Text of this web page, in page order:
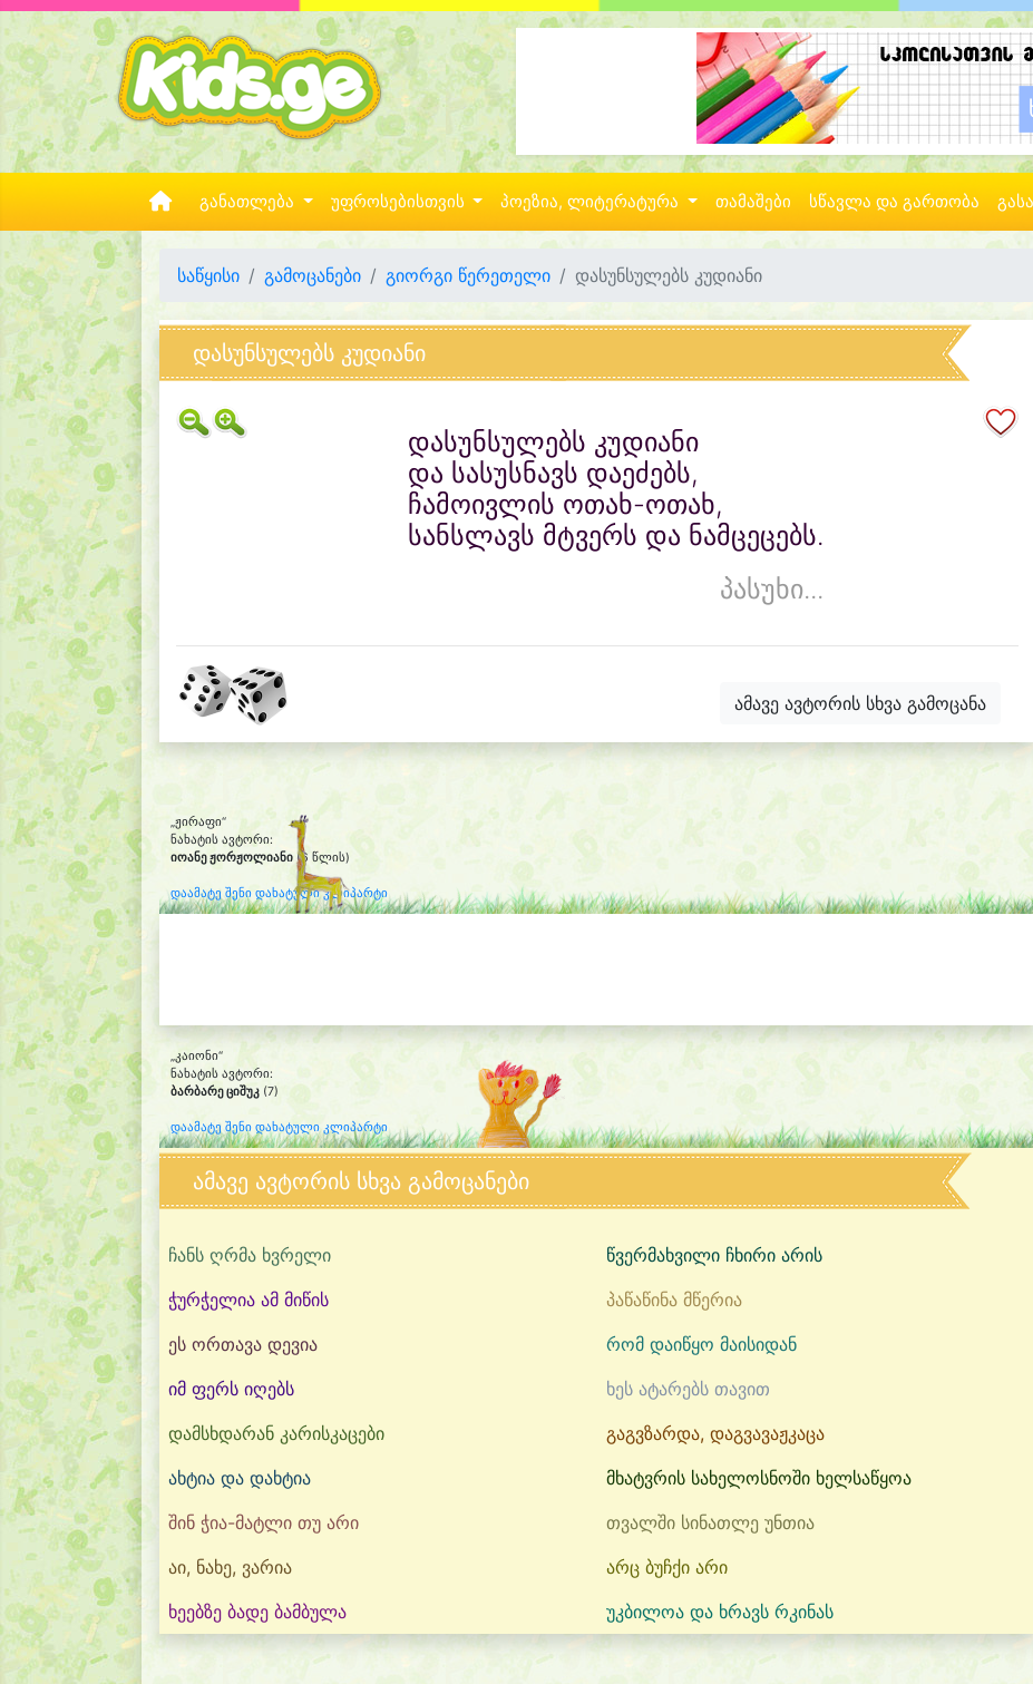
განათლება უფროსებისთვის პოეზია, ლიტერატურა თამაშები სწავლა და გართობა
საწყისი გამოცანები გიორგი წერეთელი დასუნსულებს კუდიანი
დასუნსულებს კუდიანი
დასუნსულებს კუდიანი
და სასუსნავს დაეძებს,
ჩამოივლის ოთახ-ოთახ,
სანსლავს მტვერს და ნამცეცებს.
პასუხი...
ამავე ავტორის სხვა გამოცანა
„ჟირაფი“
ნახატის ავტორი:
იოანე ჟორჟოლიანი (6 წლის)
დაამატე შენი დახატული კლიპარტი
„კაიონი“
ნახატის ავტორი:
ბარბარე ციშუკ (7)
დაამატე შენი დახატული კლიპარტი
ამავე ავტორის სხვა გამოცანები
ჩანს ღრმა ხვრელი
წვერმახვილი ჩხირი არის
ჭურჭელია ამ მიწის
პაწაწინა მწერია
ეს ორთავა დევია
რომ დაიწყო მაისიდან
იმ ფერს იღებს
ხეს ატარებს თავით
დამსხდარან კარისკაცები
გაგვზარდა, დაგვავაჟკაცა
ახტია და დახტია
მხატვრის სახელოსნოში ხელსაწყოა
შინ ჭია-მატლი თუ არი
თვალში სინათლე უნთია
აი, ნახე, ვარია
არც ბუჩქი არი
ხეებზე ბადე ბამბულა
უკბილოა და ხრავს რკინას